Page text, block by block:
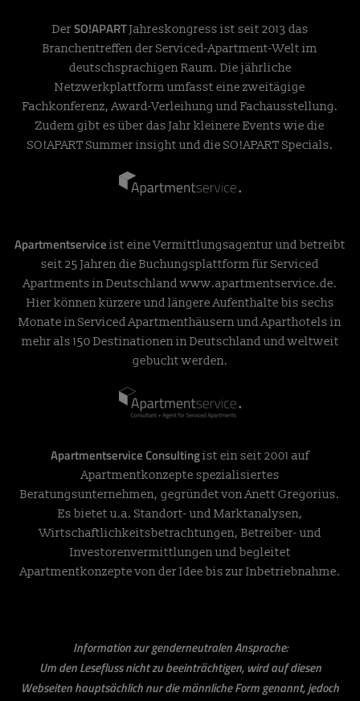
Der SO!APARTJahreskongress ist seit 2013 das
Branchentreffen der Serviced-Apartment-Welt im
deutschsprachigen Raum. Die jährliche
Netzwerkplattform umfasst eine zweitägige
Fachkonferenz, Award-Verleihung und Fachausstellung.
Zudem gibt es über das Jahr kleinere Events wie die
SO!APART Summer insight und die SO!APART Specials.
Apartmentservice ist eine Vermittlungsagentur und betreibt
seit 25 Jahren die Buchungsplattform für Serviced
Apartments in Deutschlandwww.apartmentservice.de.
Hier können kürzere und längere Aufenthalte bis sechs
Monate in Serviced Apartmenthäusern und Aparthotels in
mehr als 150 Destinationen in Deutschland und weltweit
gebucht werden.
Apartmentservice Consultingist ein seit 2001 auf
Apartmentkonzepte spezialisiertes
Beratungsunternehmen, gegründet von Anett Gregorius.
Es bietet u.a. Standort- und Marktanalysen,
Wirtschaftlichkeitsbetrachtungen, Betreiber- und
Investorenvermittlungen und begleitet
Apartmentkonzepte von der Idee bis zur Inbetriebnahme.
Information zur genderneutralen Ansprache:
Um den Lesefluss nicht zu beeinträchtigen, wird auf diesen
Webseiten hauptsächlich nur die männliche Form genannt, jedoch